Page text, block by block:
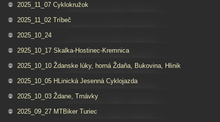
2025_11_07 Cyklokružok
2025_11_02 Tríbeč
2025_10_24
2925_10_17 Skalka-Hostinec-Kremnica
2025_10_10 Ždanske lúky, horná Ždaňa, Bukovina, Hlinik
2025_10_05 HLinická Jesenná Cyklojazda
2025_10_03 Ždane, Trnávky
2025_09_27 MTBiker Turiec